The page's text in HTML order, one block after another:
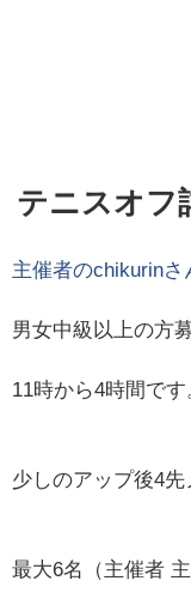
テニスオフ
主催者のchikurinさ
男女中級以上の方
11時から4時間です
少しのアップ後4先
最大6名（主催者 主